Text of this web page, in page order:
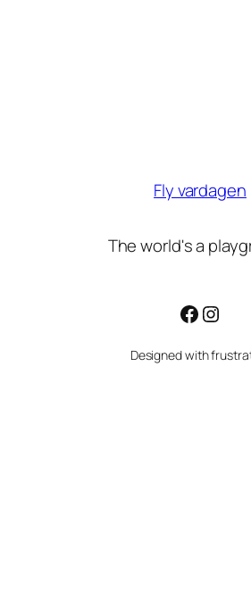
Fly vardagen
The world's a
Designed with